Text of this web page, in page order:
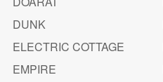
DUNK
ELECTRIC COTTAGE
EMPIRE